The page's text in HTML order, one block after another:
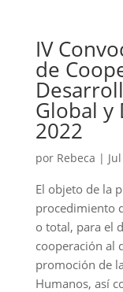
IV
de
Global y
2022
por Rebeca |
El objeto de la
procedimiento
o total, para el
cooperación al
promoción de
Humanos, así